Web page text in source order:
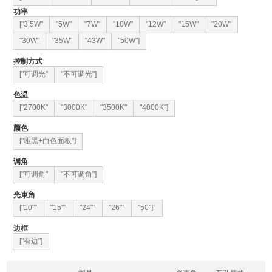
功率
["3.5W"
"5W" "7W" "10W" "12W" "15W"
"20W"
"30W"
"35W" "43W" "50W"]
控制方式
["可调光"
"不可调光"]
色温
["2700K"
"3000K" "3500K" "4000K"]
颜色
["哑黑+白色面板"]
调角
["可调角"
"不可调角"]
光束角
["10"°
"15"° "24"° "26"° "50"]°
边框
["有边"]